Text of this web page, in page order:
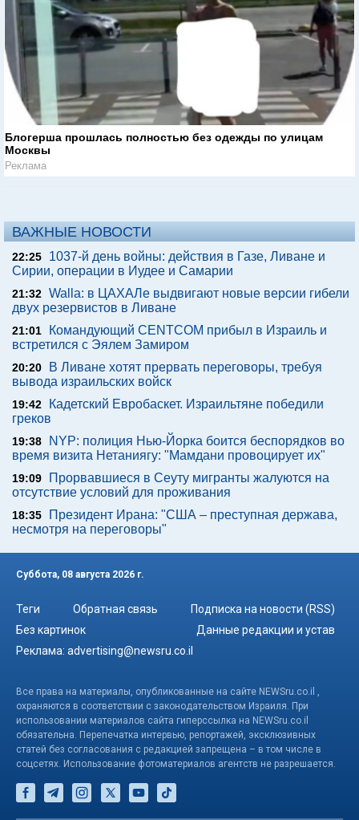
Блогерша прошлась полностью без одежды по улицам
Москвы
Реклама
ВАЖНЫЕ НОВОСТИ
22:25
1037-й день войны: действия в Газе, Ливане и
Сирии, операции в Иудее и Самарии
21:32 Walla: в ЦАХАЛе выдвигают новые версии гибели
двух резервистов в Ливане
21:01
Командующий CENTCOM прибыл в Израиль и
встретился с Эялем Замиром
20:20
В Ливане хотят прервать переговоры, требуя
вывода израильских войск
19:42
Кадетский Евробаскет. Израильтяне победили
греков
19:38
NYP: полиция Нью-Йорка боится беспорядков во
время визита Нетаниягу: "Мамдани провоцирует их"
19:09
Прорвавшиеся в Сеуту мигранты жалуются на
отсутствие условий для проживания
18:35
Президент Ирана: "США – преступная держава,
несмотря на переговоры"
Суббота, 08 августа 2026 г.
Теги Обратная связь
Подписка на новости (RSS)
Без картинок
Данные редакции и устав
Реклама: advertising@newsru.co.il
Все права на материалы, опубликованные на сайте NEWSru.co.il ,
охраняются в соответствии с законодательством Израиля. При
использовании материалов сайта гиперссылка на NEWSru.co.il
обязательна. Перепечатка интервью, репортажей, эксклюзивных
статей без согласования с редакцией запрещена – в том числе в
соцсетях. Использование фотоматериалов агентств не разрешается.